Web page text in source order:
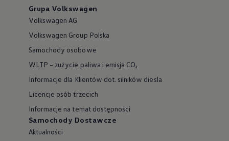
Volkswagen Group Polska
Samochody osobowe
WLTP – zużycie paliwa i emisja CO₂
Informacje dla Klientów dot. silników diesla
Licencje osób trzecich
Informacje na temat dostępności
Samochody Dostawcze
Aktualności
Wszystko o marce
Zabudowy